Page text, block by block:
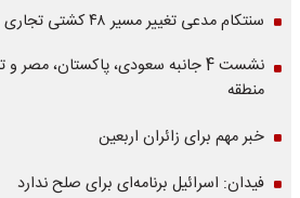
سنتکام مدعی تغییر مسیر ۴۸ کشتی تجاری شد
نشست 4 جانبه سعودی، پاکستان، مصر
منطقه
خبر مهم برای زائران اربعین
فیدان: اسرائیل برنامه‌ای برای صلح ندارد